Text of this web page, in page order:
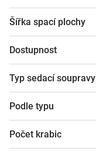
Šířka spací plochy
Dostupnost
Typ sedací soupravy
Podle typu
Počet krabic